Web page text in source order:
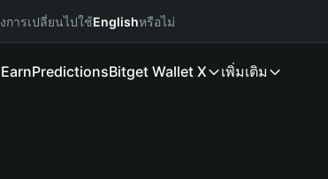
การเปลี่ยนไปใช้Englishหรือไม่
EarnPredictionsBitget Wallet X เพิ่มเติม